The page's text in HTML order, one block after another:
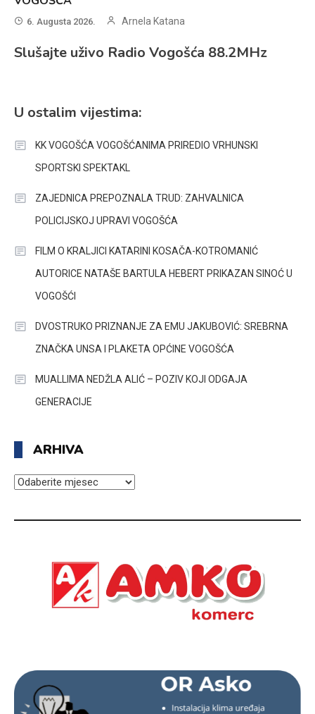
6. Augusta 2026. Arnela Katana
Slušajte uživo Radio Vogošća 88.2MHz
U ostalim vijestima:
KK VOGOŠĆA VOGOŠĆANIMA PRIREDIO VRHUNSKI
SPORTSKI SPEKTAKL
ZAJEDNICA PREPOZNALA TRUD: ZAHVALNICA
POLICIJSKOJ UPRAVI VOGOŠĆA
FILM O KRALJICI KATARINI KOSAČA-KOTROMANIĆ
AUTORICE NATAŠE BARTULA HEBERT PRIKAZAN SINOĆ U
VOGOŠĆI
DVOSTRUKO PRIZNANJE ZA EMU JAKUBOVIĆ: SREBRNA
ZNAČKA UNSA I PLAKETA OPĆINE VOGOŠĆA
MUALLIMA NEDŽLA ALIĆ – POZIV KOJI ODGAJA
GENERACIJE
ARHIVA
ARHIVA